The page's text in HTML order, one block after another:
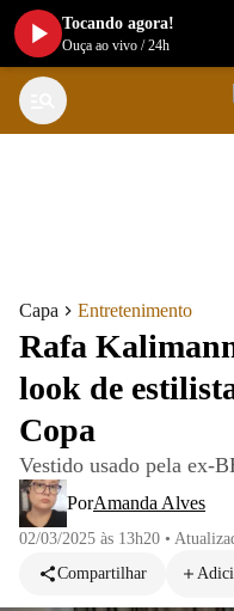
Capa Entretenimento
Rafa
look de
Copa
Vestido usado pela ex-
PorAmanda Alves
02/03/2025 às 13h20 •
Compartilhar
Tocando agora!
Ouça ao vivo /24h